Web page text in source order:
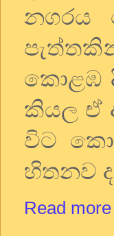
නගරය
කොළඹ
කියල ඒ
විට
හිතනව
Read